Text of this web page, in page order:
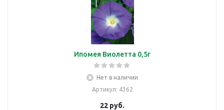
Ипомея Виолетта 0,5г
Нет в наличии
Артикул: 4362
22 руб.